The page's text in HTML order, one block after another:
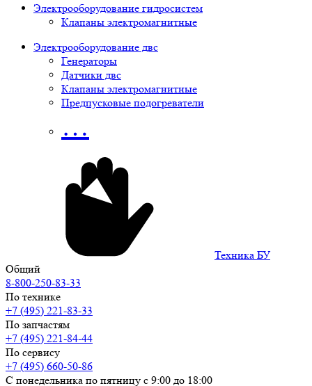
Электрооборудование гидросистем
Клапаны электромагнитные
Электрооборудование двс
Генераторы
Датчики двс
Клапаны электромагнитные
Предпусковые подогреватели
…
Техника БУ
Общий
8-800-250-83-33
По технике
+7 (495) 221-83-33
По запчастям
+7 (495) 221-84-44
По сервису
+7 (495) 660-50-86
С понедельника по пятницу с 9:00 до 18:00